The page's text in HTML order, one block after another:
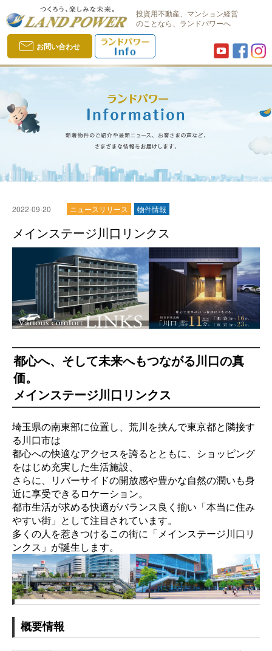
投資用不動産、マンション経営
のことなら、ランドパワーへ
お問い合わせ
メインステージ川口リンクス
2022-09-20 ニュースリリース 物件情報
都心へ、そして未来へもつながる川口の真
価。
メインステージ川口リンクス
埼玉県の南東部に位置し、荒川を挟んで東京都と隣接す
る川口市は
都心への快適なアクセスを誇るとともに、ショッピング
をはじめ充実した生活施設、
さらに、リバーサイドの開放感や豊かな自然の潤いも身
近に享受できるロケーション。
都市生活が求める快適がバランス良く揃い「本当に住み
やすい街」として注目されています。
多くの人を惹きつけるこの街に「メインステージ川口リ
ンクス」が誕生します。
概要情報